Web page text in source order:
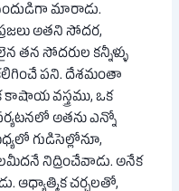
మారాడు.
అతని సోదర,
తన సోదరుల కన్నీళ్ళు
పని. దేశమంతా
కాషాయ వస్త్రము, ఒక
అతను ఎన్నో
గుడిసెల్లోనూ,
నిద్రించేవాడు. అనేక
ఆధ్యాత్మిక చర్చలతో,